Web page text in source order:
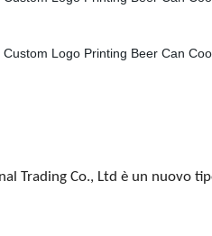
Trading Co., Ltd è un nuovo